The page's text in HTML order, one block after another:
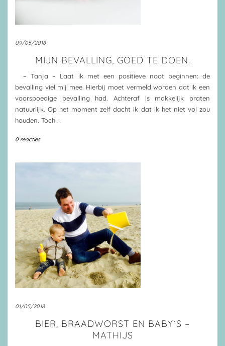
09/05/2018
MIJN BEVALLING, GOED TE DOEN.
– Tanja – Laat ik met een positieve noot beginnen: de
bevalling viel mij mee. Hierbij moet vermeld worden dat ik een
voorspoedige bevalling had. Achteraf is makkelijk praten
natuurlijk. Op het moment zelf dacht ik dat ik het niet vol zou
houden. Toch
0 reacties
01/05/2018
BIER, BRAADWORST EN BABY´S –
MATHIJS